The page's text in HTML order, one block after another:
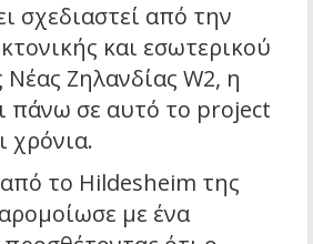
σχεδιαστεί από την
και εσωτερικού
Ζηλανδίας W2, η
πάνω σε αυτό το project
χρόνια.
το Hildesheim της
με ένα